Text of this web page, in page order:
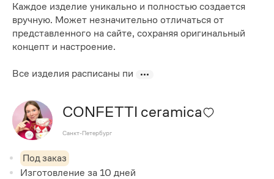
Каждое изделие уникально и полностью создается
вручную. Может незначительно отличаться от
представленного на сайте, сохраняя оригинальный
концепт и настроение.
Все изделия расписаны пи
CONFETTI ceramica
Санкт-Петербург
Под заказ
Изготовление за 10 дней